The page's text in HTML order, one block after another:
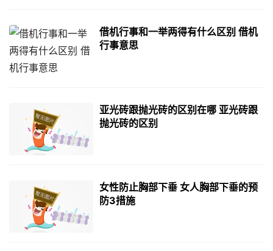
借机行事和一举两得有什么区别 借机
行事意思
亚光砖跟抛光砖的区别在哪 亚光砖跟
抛光砖的区别
女性防止胸部下垂 女人胸部下垂的预
防3措施